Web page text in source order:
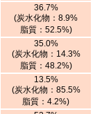
36.7%
(炭水化物：8.9%
脂質：52.5%)
35.0%
(炭水化物：14.3%
脂質：48.2%)
13.5%
(炭水化物：85.5%
脂質：4.2%)